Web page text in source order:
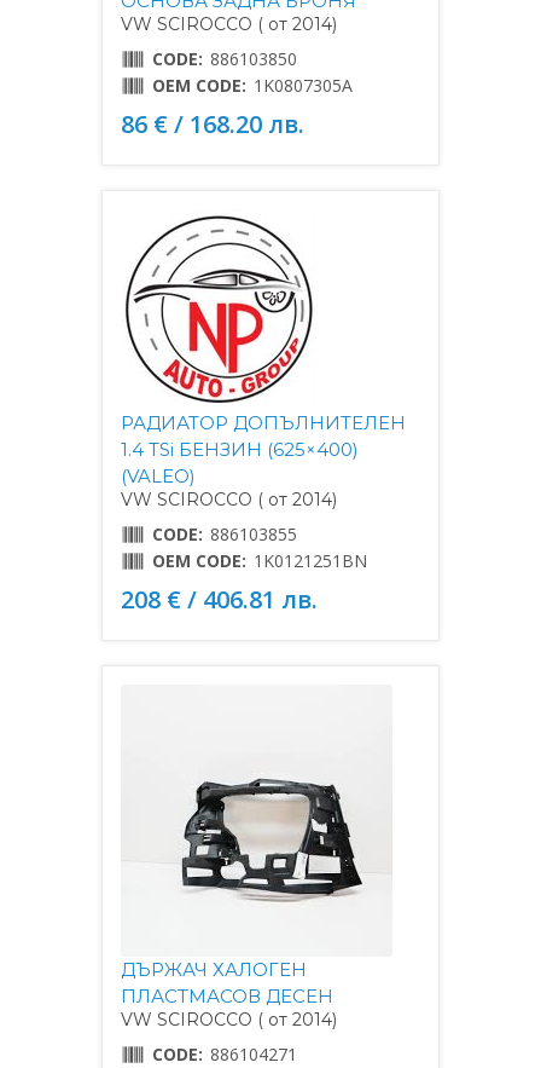
VW SCIROCCO ( от 2014)
CODE: 886103850
OEM CODE: 1K0807305A
86 € / 168.20 лв.
РАДИАТОР ДОПЪЛНИТЕЛЕН
1.4 TSi БЕНЗИН (625×400)
(VALEO)
VW SCIROCCO ( от 2014)
CODE: 886103855
OEM CODE: 1K0121251BN
208 € / 406.81 лв.
ДЪРЖАЧ ХАЛОГЕН
ПЛАСТМАСОВ ДЕСЕН
VW SCIROCCO ( от 2014)
CODE: 886104271